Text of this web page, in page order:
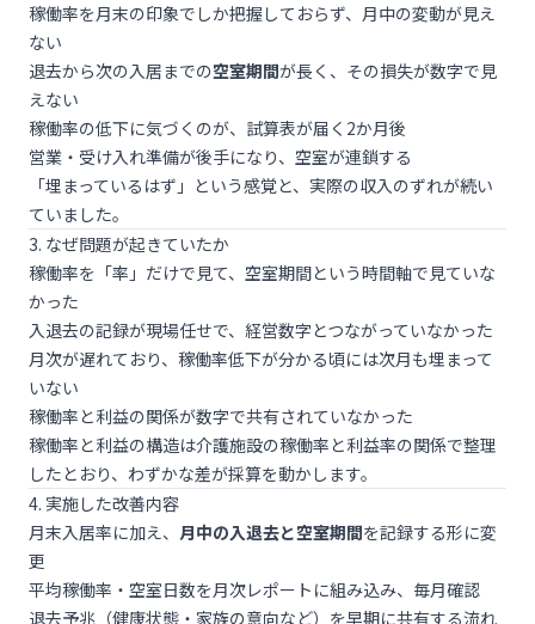
稼働率を月末の印象でしか把握しておらず、月中の変動が見え
ない
退去から次の入居までの空室期間が長く、その損失が数字で見
えない
稼働率の低下に気づくのが、試算表が届く2か月後
営業・受け入れ準備が後手になり、空室が連鎖する
「埋まっているはず」という感覚と、実際の収入のずれが続い
ていました。
3. なぜ問題が起きていたか
稼働率を「率」だけで見て、空室期間という時間軸で見ていな
かった
入退去の記録が現場任せで、経営数字とつながっていなかった
月次が遅れており、稼働率低下が分かる頃には次月も埋まって
いない
稼働率と利益の関係が数字で共有されていなかった
稼働率と利益の構造は介護施設の稼働率と利益率の関係で整理
したとおり、わずかな差が採算を動かします。
4. 実施した改善内容
月末入居率に加え、 月中の入退去と空室期間を記録する形に変
更
平均稼働率・空室日数を月次レポートに組み込み、毎月確認
退去予兆（健康状態・家族の意向など）を早期に共有する流れ